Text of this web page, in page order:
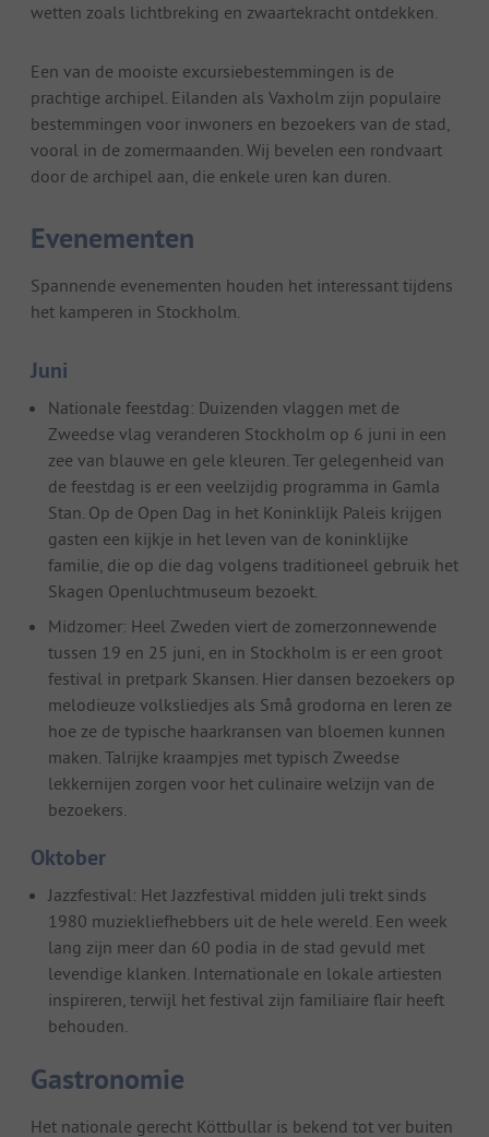
wetten zoals lichtbreking en zwaartekracht ontdekken.
Een van de mooiste excursiebestemmingen is de
prachtige archipel. Eilanden als Vaxholm zijn populaire
bestemmingen voor inwoners en bezoekers van de stad,
vooral in de zomermaanden. Wij bevelen een rondvaart
door de archipel aan, die enkele uren kan duren.
Evenementen
Spannende evenementen houden het interessant tijdens
het kamperen in Stockholm.
Juni
Nationale feestdag: Duizenden vlaggen met de
Zweedse vlag veranderen Stockholm op 6 juni in een
zee van blauwe en gele kleuren. Ter gelegenheid van
de feestdag is er een veelzijdig programma in Gamla
Stan. Op de Open Dag in het Koninklijk Paleis krijgen
gasten een kijkje in het leven van de koninklijke
familie, die op die dag volgens traditioneel gebruik het
Skagen Openluchtmuseum bezoekt.
Midzomer: Heel Zweden viert de zomerzonnewende
tussen 19 en 25 juni, en in Stockholm is er een groot
festival in pretpark Skansen. Hier dansen bezoekers op
melodieuze volksliedjes als Små grodorna en leren ze
hoe ze de typische haarkransen van bloemen kunnen
maken. Talrijke kraampjes met typisch Zweedse
lekkernijen zorgen voor het culinaire welzijn van de
bezoekers.
Oktober
Jazzfestival: Het Jazzfestival midden juli trekt sinds
1980 muziekliefhebbers uit de hele wereld. Een week
lang zijn meer dan 60 podia in de stad gevuld met
levendige klanken. Internationale en lokale artiesten
inspireren, terwijl het festival zijn familiaire flair heeft
behouden.
Gastronomie
Het nationale gerecht Köttbullar is bekend tot ver buiten